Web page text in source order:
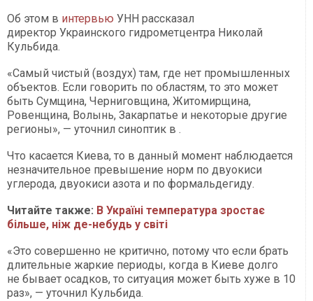
Об этом в интервью УНН рассказал
директор Украинского гидрометцентра Николай
Кульбида.
«Самый чистый (воздух) там, где нет промышленных
объектов. Если говорить по областям, то это может
быть Сумщина, Черниговщина, Житомирщина,
Ровенщина, Волынь, Закарпатье и некоторые другие
регионы», — уточнил синоптик в .
Что касается Киева, то в данный момент наблюдается
незначительное превышение норм по двуокиси
углерода, двуокиси азота и по формальдегиду.
Читайте также: В Україні температура зростає
більше, ніж де-небудь у світі
«Это совершенно не критично, потому что если брать
длительные жаркие периоды, когда в Киеве долго
не бывает осадков, то ситуация может быть хуже в 10
раз», — уточнил Кульбида.